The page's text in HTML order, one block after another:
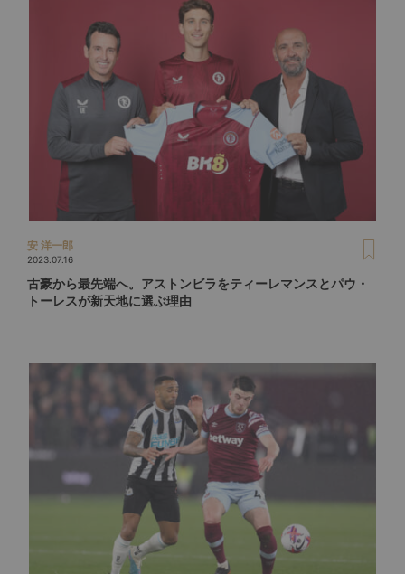
安 洋一郎
2023.07.16
古豪から最先端へ。アストンビラをティーレマンスとパウ・
トーレスが新天地に選ぶ理由